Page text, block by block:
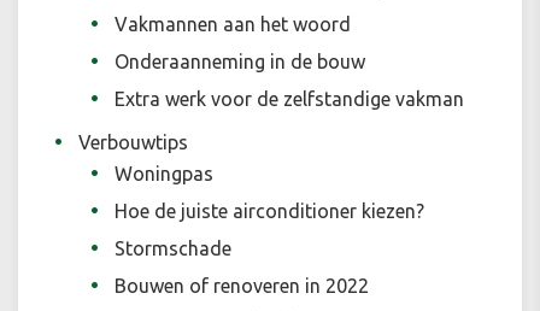
Vakmannen aan het woord
Onderaanneming in de bouw
Extra werk voor de zelfstandige vakman
Verbouwtips
Woningpas
Hoe de juiste airconditioner kiezen?
Stormschade
Bouwen of renoveren in 2022